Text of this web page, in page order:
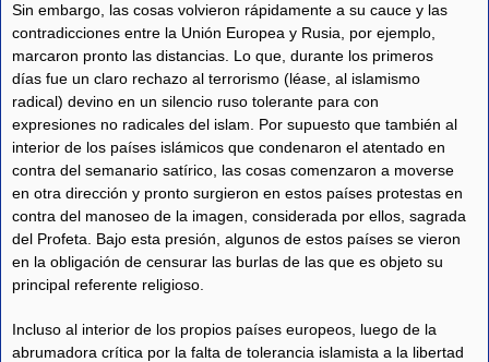
Sin embargo, las cosas volvieron rápidamente a su cauce y las
contradicciones entre la Unión Europea y Rusia, por ejemplo,
marcaron pronto las distancias. Lo que, durante los primeros
días fue un claro rechazo al terrorismo (léase, al islamismo
radical) devino en un silencio ruso tolerante para con
expresiones no radicales del islam. Por supuesto que también al
interior de los países islámicos que condenaron el atentado en
contra del semanario satírico, las cosas comenzaron a moverse
en otra dirección y pronto surgieron en estos países protestas en
contra del manoseo de la imagen, considerada por ellos, sagrada
del Profeta. Bajo esta presión, algunos de estos países se vieron
en la obligación de censurar las burlas de las que es objeto su
principal referente religioso.
Incluso al interior de los propios países europeos, luego de la
abrumadora crítica por la falta de tolerancia islamista a la libertad